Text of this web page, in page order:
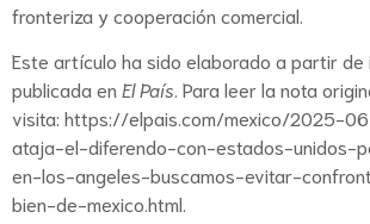
fronteriza y cooperación comercial.
Este artículo ha sido elaborado a partir de
publicada en El País . Para leer la nota
visita: https://elpais.com/mexico/2025-
ataja-el-diferendo-con-estados-unidos-
en-los-angeles-buscamos-evitar-
bien-de-mexico.html